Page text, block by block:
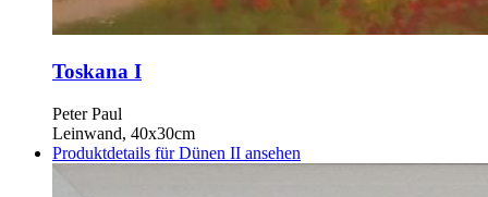
Toskana I
Peter Paul
Leinwand, 40x30cm
Produktdetails für Dünen II ansehen